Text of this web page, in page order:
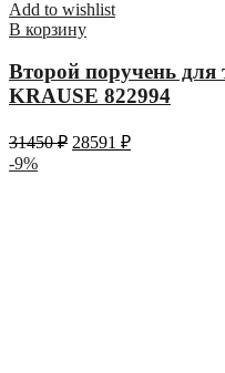
Add to wishlist
В корзину
Второй поручень для
KRAUSE 822994
31450₽ 28591 ₽
-9%